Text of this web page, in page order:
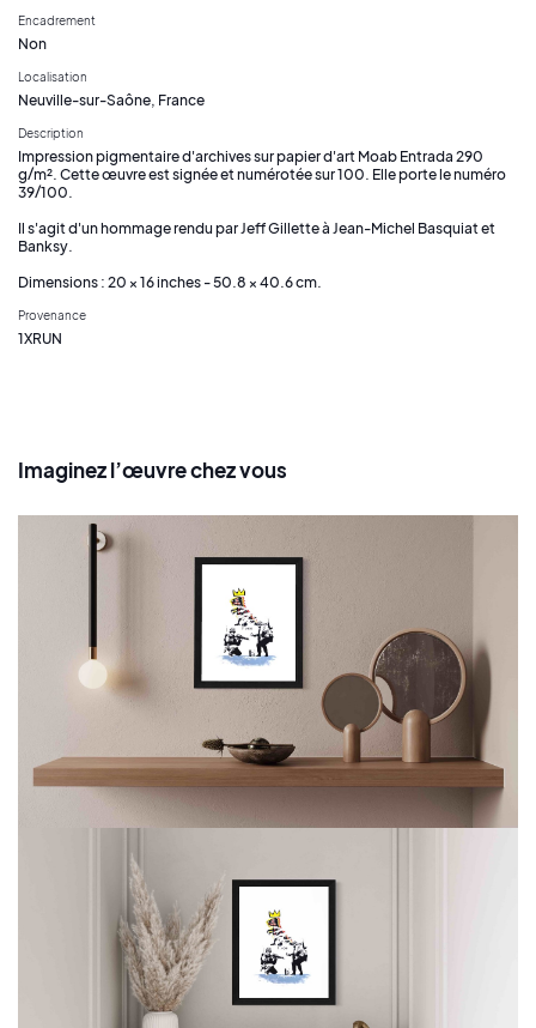
Encadrement
Non
Localisation
Neuville-sur-Saône, France
Description
Impression pigmentaire d'archives sur papier d'art Moab Entrada 290
g/m². Cette œuvre est signée et numérotée sur 100. Elle porte le numéro
39/100.
Il s'agit d'un hommage rendu par Jeff Gillette à Jean-Michel Basquiat et
Banksy.
Dimensions : 20 × 16 inches - 50.8 × 40.6 cm.
Provenance
1XRUN
Imaginez l’œuvre chez vous